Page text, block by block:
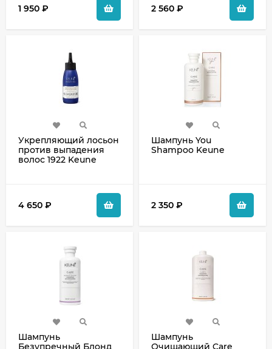
1 950 ₽ 2 560 ₽
Укрепляющий лосьон
против выпадения
волос 1922 Keune
4 650 ₽
Шампунь You
Shampoo Keune
2 350 ₽
Шампунь
Шампунь